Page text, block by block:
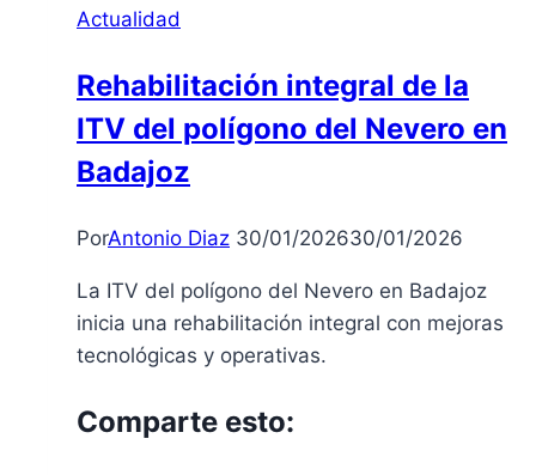
Actualidad
Rehabilitación integral de la
ITV del polígono del Nevero en
Badajoz
PorAntonio Diaz 30/01/202630/01/2026
La ITV del polígono del Nevero en Badajoz
inicia una rehabilitación integral con mejoras
tecnológicas y operativas.
Comparte esto: